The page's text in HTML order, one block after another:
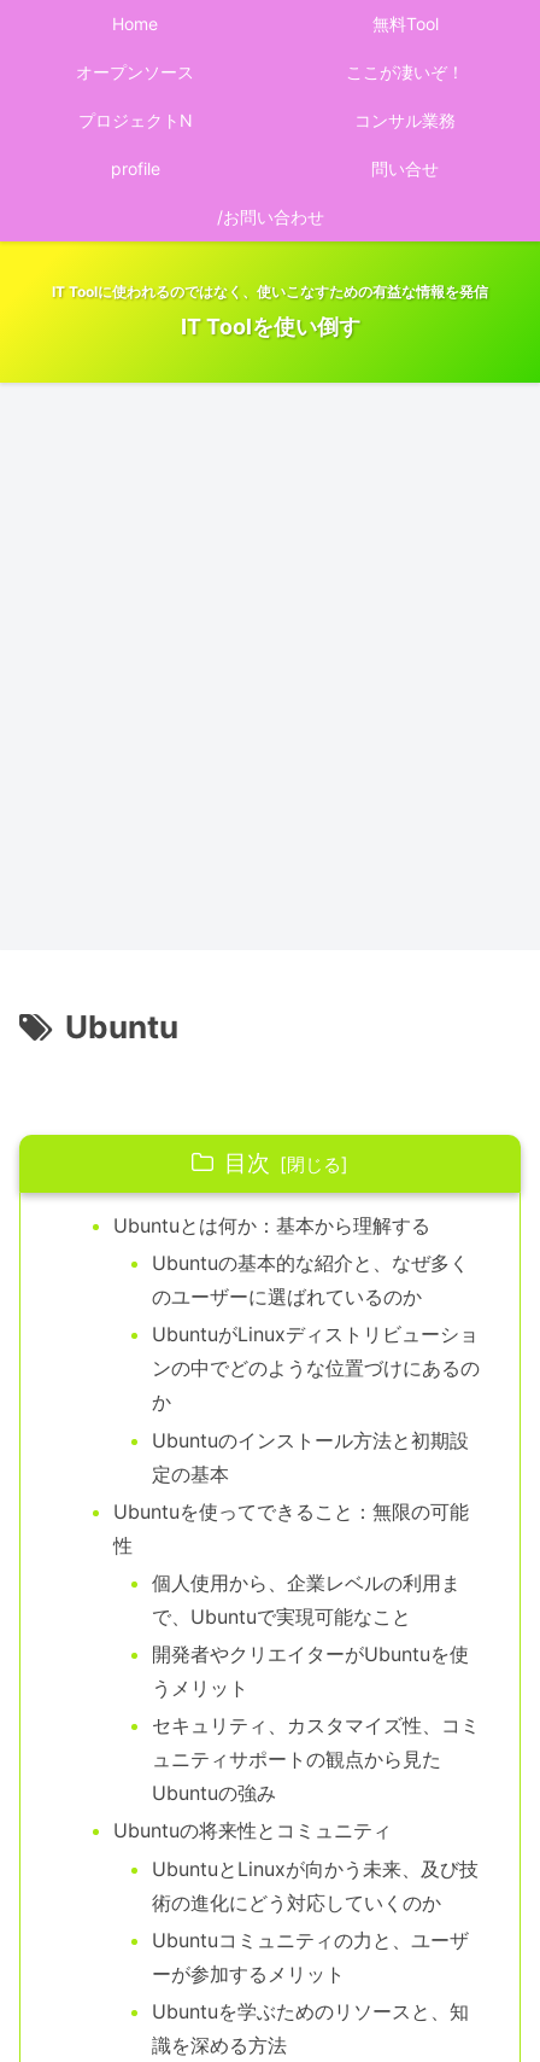
IT Toolに使われるのではなく、使いこなすための有益な情報を発信
IT Toolを使い倒す
Home 無料Tool
オープンソース ここが凄いぞ！
プロジェクトN コンサル業務
profile 問い合せ
/お問い合わせ
Ubuntu
目次
Ubuntuとは何か：基本から理解する
Ubuntuの基本的な紹介と、なぜ多く
のユーザーに選ばれているのか
UbuntuがLinuxディストリビューショ
ンの中でどのような位置づけにあるの
か
Ubuntuのインストール方法と初期設
定の基本
Ubuntuを使ってできること：無限の可能
性
個人使用から、企業レベルの利用ま
で、Ubuntuで実現可能なこと
開発者やクリエイターがUbuntuを使
うメリット
セキュリティ、カスタマイズ性、コミ
ュニティサポートの観点から見た
Ubuntuの強み
Ubuntuの将来性とコミュニティ
UbuntuとLinuxが向かう未来、及び技
術の進化にどう対応していくのか
Ubuntuコミュニティの力と、ユーザ
ーが参加するメリット
Ubuntuを学ぶためのリソースと、知
識を深める方法